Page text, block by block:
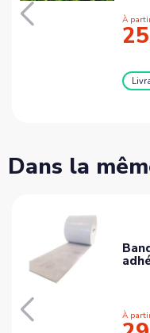
À
Dans la
À